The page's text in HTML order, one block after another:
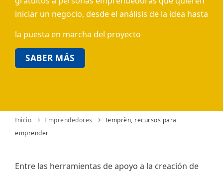
ES
CAT
iniciar un negocio, desde el análisis de la idea hasta
la puesta en marcha del proyecto
SABER MÁS
Inicio Emprendedores
Iemprèn, recursos para
emprender
Entre las herramientas de apoyo a la creación de